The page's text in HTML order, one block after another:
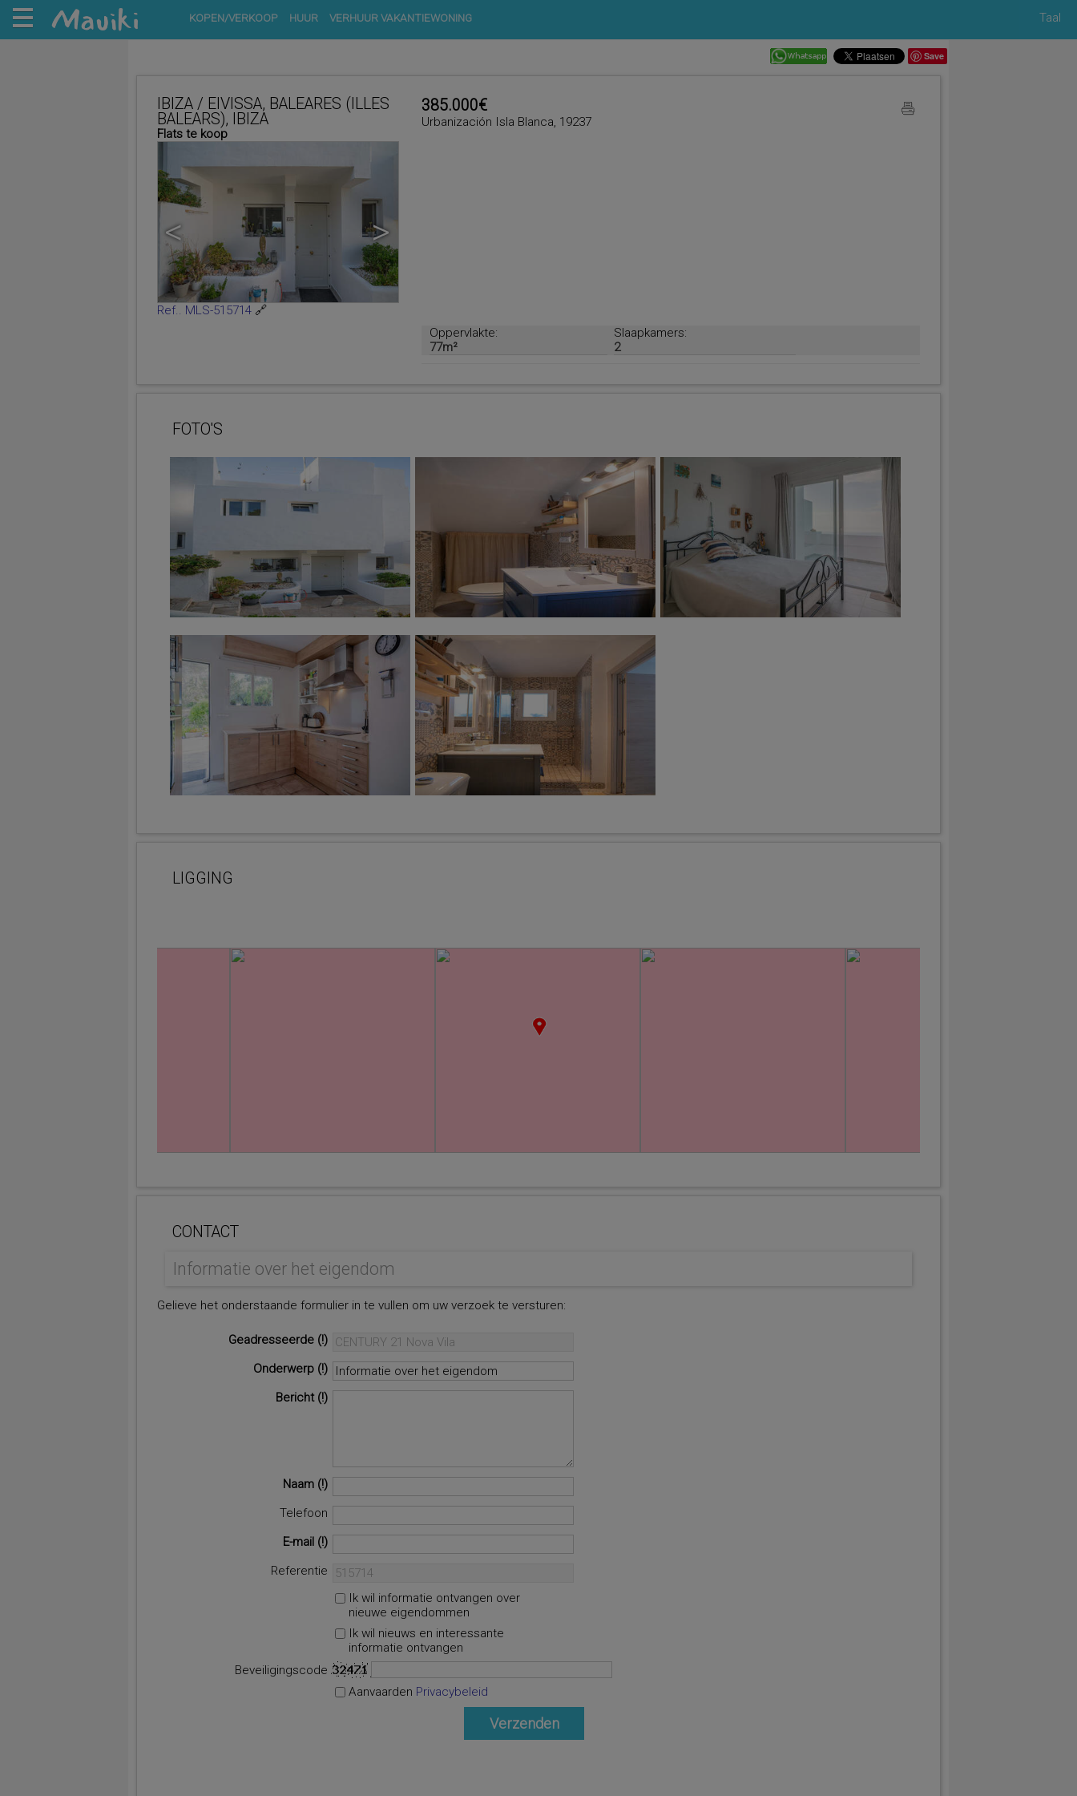
KOPEN/VERKOOP HUUR VERHUUR VAKANTIEWONING Taal
Save
IBIZA / EIVISSA, BALEARES (ILLES
BALEARS), IBIZA
Flats te koop
< >
Ref.. MLS-515714 🔗
385.000€
Urbanización Isla Blanca, 19237
Oppervlakte:
77m²
Slaapkamers:
2
FOTO'S
LIGGING
CONTACT
Informatie over het eigendom
Gelieve het onderstaande formulier in te vullen om uw verzoek te versturen:
Geadresseerde
Onderwerp
Bericht
Naam
Telefoon
E-mail
Referentie
Ik wil informatie ontvangen over
nieuwe eigendommen
Ik wil nieuws en interessante
informatie ontvangen
Beveiligingscode
Aanvaarden Privacybeleid